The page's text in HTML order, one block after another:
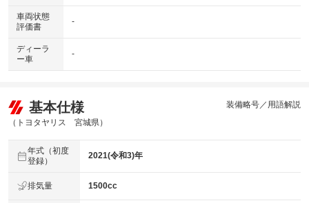
車両状態
評価書
-
ディーラ
ー車
-
基本仕様
（トヨタヤリス 宮城県）
装備略号／用語解説
年式（初度
登録）
2021(令和3)年
排気量 1500cc